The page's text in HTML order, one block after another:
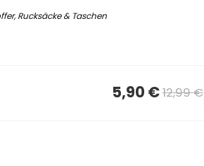
Rucksäcke & Taschen
5,90 €12,99 €